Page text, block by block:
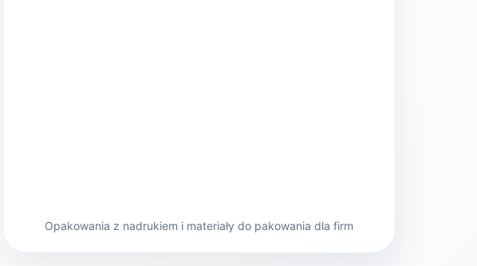
Opakowania z nadrukiem i materiały do pakowania dla firm